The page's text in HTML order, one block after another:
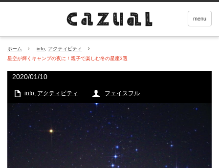
menu
ホーム info
アクティビティ
星空が輝くキャンプの夜に！親子で楽しむ冬の星座3選
2020/01/10
info, アクティビティ フェイスフル